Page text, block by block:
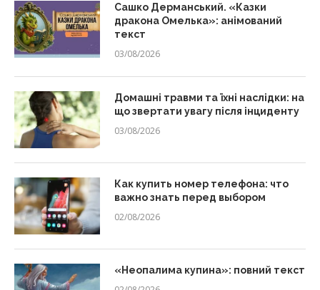
Сашко Дерманський. «Казки
дракона Омелька»: анімований
текст
03/08/2026
Домашні травми та їхні наслідки: на
що звертати увагу після інциденту
03/08/2026
Как купить номер телефона: что
важно знать перед выбором
02/08/2026
«Неопалима купина»: повний текст